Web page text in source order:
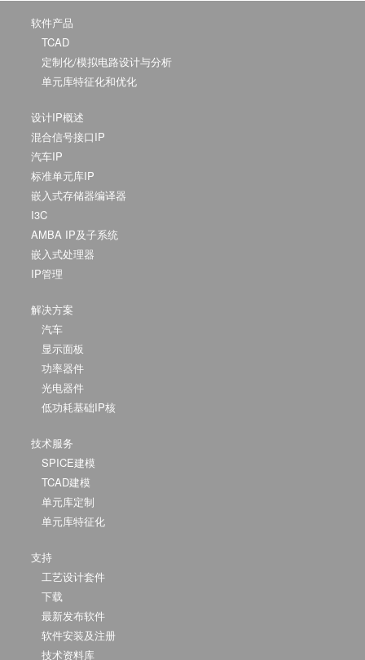
软件产品
TCAD
定制化/模拟电路设计与分析
单元库特征化和优化
设计IP概述
混合信号接口IP
汽车IP
标准单元库IP
嵌入式存储器编译器
I3C
AMBA IP及子系统
嵌入式处理器
IP管理
解决方案
汽车
显示面板
功率器件
光电器件
低功耗基础IP核
技术服务
SPICE建模
TCAD建模
单元库定制
单元库特征化
支持
工艺设计套件
下载
最新发布软件
软件安装及注册
技术资料库